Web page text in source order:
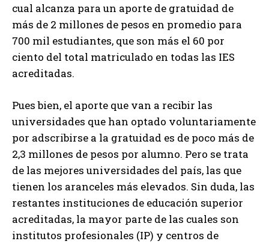
cual alcanza para un aporte de gratuidad de
más de 2 millones de pesos en promedio para
700 mil estudiantes, que son más el 60 por
ciento del total matriculado en todas las IES
acreditadas.
Pues bien, el aporte que van a recibir las
universidades que han optado voluntariamente
por adscribirse a la gratuidad es de poco más de
2,3 millones de pesos por alumno. Pero se trata
de las mejores universidades del país, las que
tienen los aranceles más elevados. Sin duda, las
restantes instituciones de educación superior
acreditadas, la mayor parte de las cuales son
institutos profesionales (IP) y centros de